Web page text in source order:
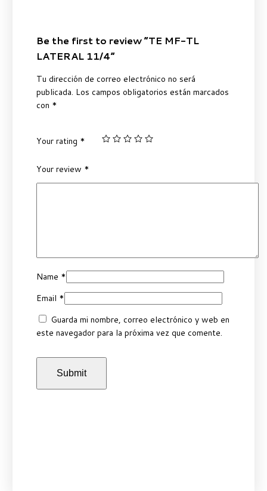
Be the first to review “TE MF-TL
LATERAL 11/4”
Tu dirección de correo electrónico no será
publicada. Los campos obligatorios están marcados
con *
Your rating *
Your review *
Name *
Email *
Guarda mi nombre, correo electrónico y web en
este navegador para la próxima vez que comente.